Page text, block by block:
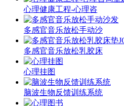
心理健康工程-心理咨
多感官音乐放松手动沙
多感官音乐放松乳胶床
心理挂图
脑波生物反馈训练系统